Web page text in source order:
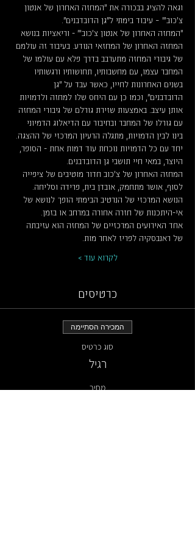
וגאה להציג בבכורה את "המחזה האחרון של אנטון
צ'כוב'" – עיבוד בימתי ל"גן הדובדבנים".
"המחזה האחרון של אנטון צ'כוב'" - וריאציות בנושא
המחזה האחרון של המחזאי הנודע. בעיבוד זה עולמם
של גיבורי המחזה מתערבב בדרך פלא עם עולמו של
המחבר עצמו, עם מחשבותיו, תחושותיו ורגשותיו
בשנים האחרונות לחייו, כאשר עבד על "גן
הדובדבנים", וכמו כן עם היחס שלו למחזה ולדמויות
אותן עיצב. באמצעות שזירת גורלם של גיבורי המחזה
עם גורלו של המחבר ובחיבור עם הדיאלוג הדמיוני
בינו לבין הדמויות, מתגלה הרעיון המרכזי של ההצגה.
יחד עם כל הדמויות נוכחת עוד דמות אחת - הסופר,
היוצר, במאי חיי תושבי גן הדובדבנים.
המחזה האחרון של צ'כוב חדור מוטיבים של ציפייה
לסוף, אושר מתחמק, אובדן בית, פרידה וסליחה.
הנושא המרכזי של הנרטיב הבימתי הופך לנושא של
אי-היתכנות של חזרה אחורה במרחב או בזמן.
אחד האירועים המרכזיים של המחזה הוא עזיבתה
של ראנבסקיה לפריז לאחר מות…
לקרוא עוד >
כרטיסים
המכירה הסתיימה
סוג כרטיס
רגיל
מחיר